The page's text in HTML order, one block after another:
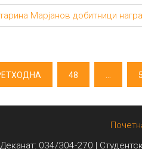
Марјанов добитници
48
Деканат: 034/304-270 |